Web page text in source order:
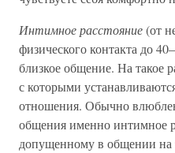
Интимное расстояние(от
физического контакта до
близкое общение. На такое
с которыми
отношения. Обычно
общения именно интимное
допущенному в общении на